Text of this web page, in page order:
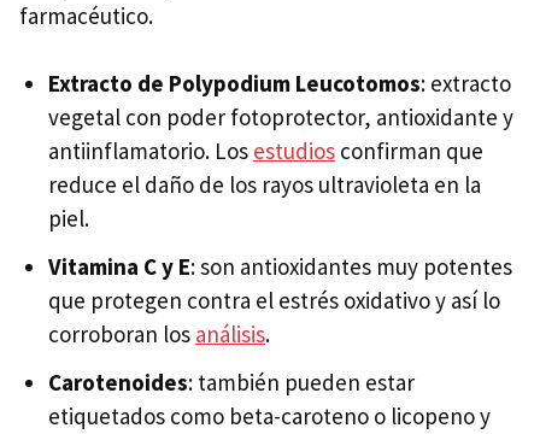
farmacéutico.
Extracto de Polypodium Leucotomos: extracto
vegetal con poder fotoprotector, antioxidante y
antiinflamatorio. Los estudios confirman que
reduce el daño de los rayos ultravioleta en la
piel.
Vitamina C y E: son antioxidantes muy potentes
que protegen contra el estrés oxidativo y así lo
corroboran los análisis.
Carotenoides: también pueden estar
etiquetados como beta-caroteno o licopeno y